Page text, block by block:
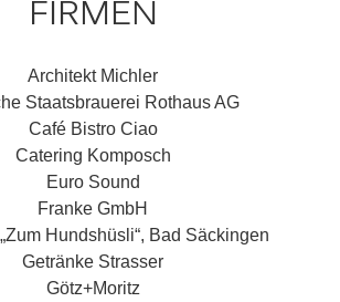
FIRMEN
Architekt Michler
Staatsbrauerei Rothaus AG
Café Bistro Ciao
Catering Komposch
Euro Sound
Franke GmbH
Hundshüsli“, Bad Säckingen
Getränke Strasser
Götz+Moritz